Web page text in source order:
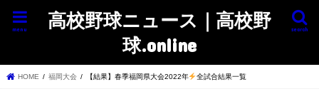
高校野球ニュース｜高校野
球.online
search
menu
HOME 福岡大会 【結果】春季福岡県大会2022年 全試合結果一覧